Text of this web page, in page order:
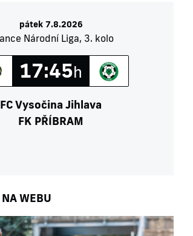
pátek 7.8.2026
Národní Liga, 3. kolo
17:45h
FC Vysočina Jihlava
FK PŘÍBRAM
WEBU